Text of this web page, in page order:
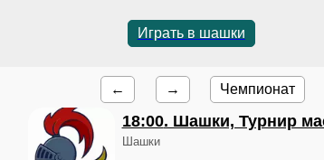
Играть в шашки
← → Чемпионат
18:00. Шашки, Турнир
Шашки